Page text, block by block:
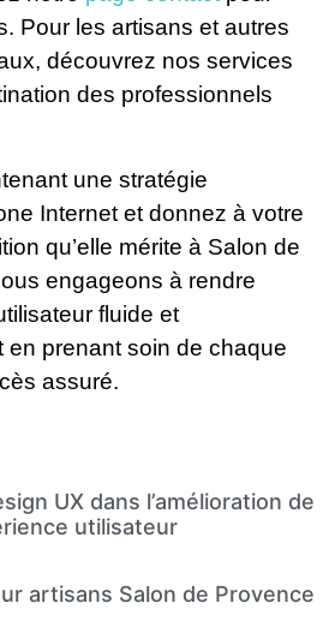
Pour les artisans et autres
découvrez nos services
des professionnels
une stratégie
Internet et donnez à votre
qu’elle mérite à Salon de
engageons à rendre
fluide et
en prenant soin de chaque
assuré.
UX dans l’amélioration de
utilisateur
artisans Salon de Provence